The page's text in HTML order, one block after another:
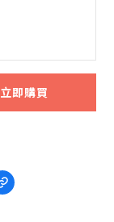
立即購買